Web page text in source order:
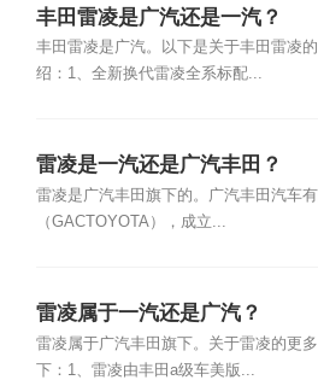
丰田雷凌是广汽还是一汽？
丰田雷凌是广汽。以下是关于丰田雷凌
绍：1、全新换代雷凌全系标配...
雷凌是一汽还是广汽丰田？
雷凌是广汽丰田旗下的。广汽丰田汽车
（GACTOYOTA），成立...
雷凌属于一汽还是广汽？
雷凌属于广汽丰田旗下。关于雷凌的更
下：1、雷凌由丰田a级车美版...